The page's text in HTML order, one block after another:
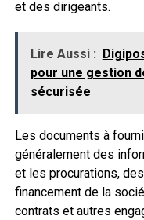
et des dirigeants.
Lire Aussi :
pour une gestion
sécurisée
Les documents à
généralement des
et les procurations,
financement de la
contrats et autres